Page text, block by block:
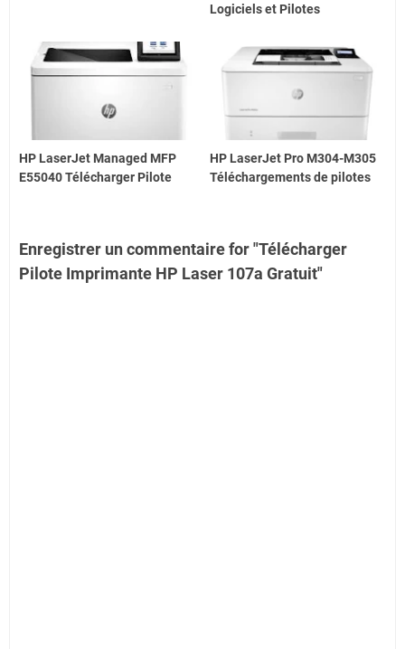
Logiciels et Pilotes
HP LaserJet Managed MFP
E55040 Télécharger Pilote
HP LaserJet Pro M304-M305
Téléchargements de pilotes
Enregistrer un commentaire for "Télécharger
Pilote Imprimante HP Laser 107a Gratuit"